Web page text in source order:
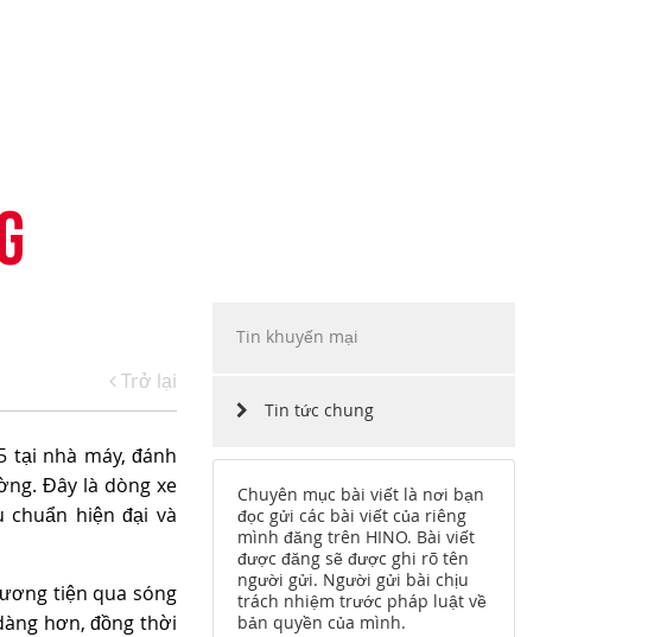
Trở lại
tại nhà máy, đánh
Đây là dòng xe
hiện đại và
tiện qua sóng
hơn, đồng thời
Tin khuyến mại
Tin tức chung
Chuyên mục bài viết là nơi bạn
đọc gửi các bài viết của riêng
mình đăng trên HINO. Bài viết
được đăng sẽ được ghi rõ tên
người gửi. Người gửi bài chịu
trách nhiệm trước pháp luật về
bản quyền của mình.